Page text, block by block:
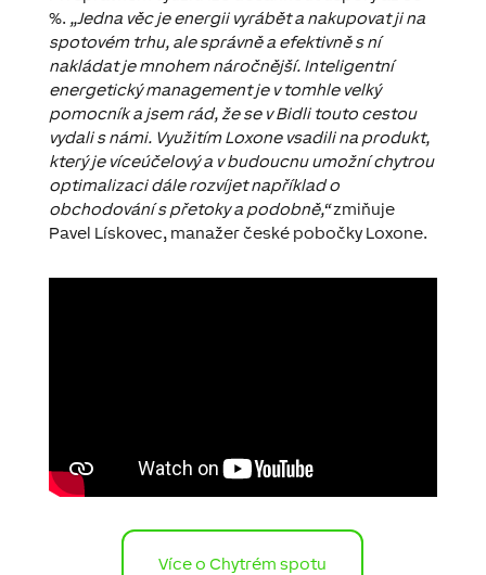
%. „Jedna věc je energii vyrábět a nakupovat ji na
spotovém trhu, ale správně a efektivně s ní
nakládat je mnohem náročnější. Inteligentní
energetický management je v tomhle velký
pomocník a jsem rád, že se v Bidli touto cestou
vydali s námi. Využitím Loxone vsadili na produkt,
který je víceúčelový a v budoucnu umožní chytrou
optimalizaci dále rozvíjet například o
obchodování s přetoky a podobně,“zmiňuje
Pavel Lískovec, manažer české pobočky Loxone.
Více o Chytrém spotu